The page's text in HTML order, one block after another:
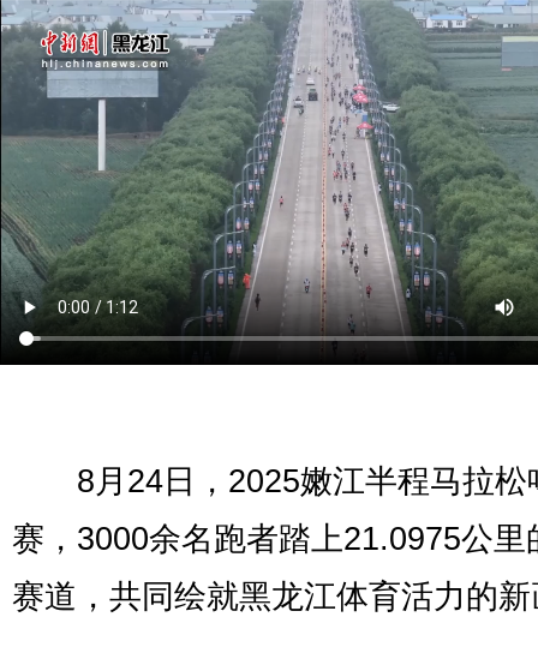
8月24日，2025嫩江半程马拉松
赛，3000余名跑者踏上21.0975公里
赛道，共同绘就黑龙江体育活力的